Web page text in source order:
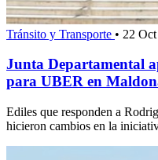
Tránsito y Transporte • 22
Junta Departamental
para UBER en
Ediles que responden a
hicieron cambios en la